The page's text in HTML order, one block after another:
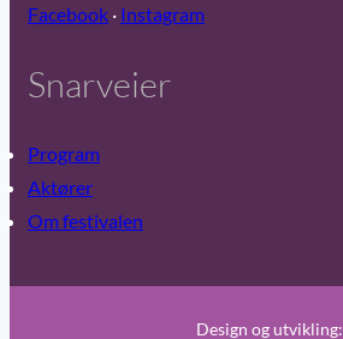
Facebook · Instagram
Snarveier
Program
Aktører
Om festivalen
Design og utvikling: